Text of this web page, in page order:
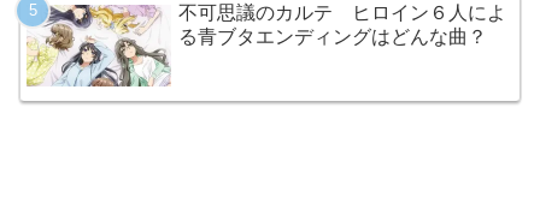
不可思議のカルテ ヒロイン６人によ
る青ブタエンディングはどんな曲？